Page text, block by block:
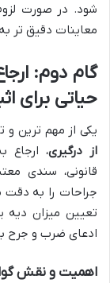
شود. در صورت
معاینات دقیق تر به
گام دوم:
حیاتی برای
یکی از مهم ترین و
از درگیری، ارجاع
قانونی، سندی
جراحات را به
تعیین میزان دیه
ادعای ضرب و جرح
اهمیت و نقش